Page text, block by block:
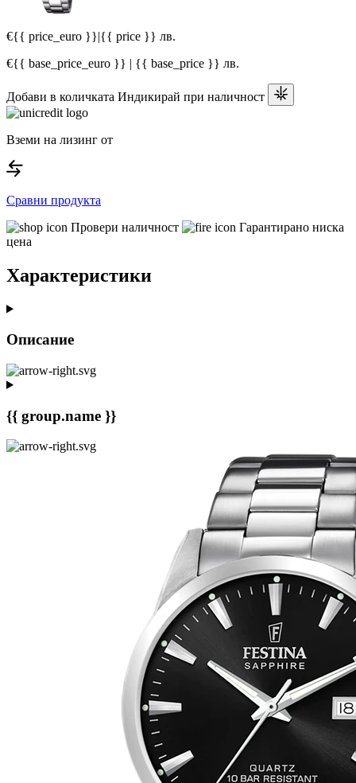
€{{ price_euro }}|{{ price }} лв.
€{{ base_price_euro }} | {{ base_price }} лв.
Добави в количката Индикирай при наличност
Вземи на лизинг от
Сравни продукта
Провери наличност
Гарантирано ниска
цена
Характеристики
Описание
{{ group.name }}